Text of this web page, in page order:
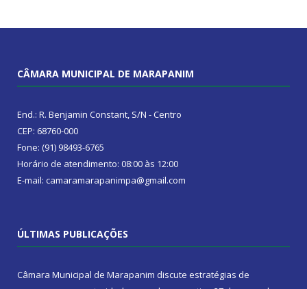
CÂMARA MUNICIPAL DE MARAPANIM
End.: R. Benjamin Constant, S/N - Centro
CEP: 68760-000
Fone: (91) 98493-6765
Horário de atendimento: 08:00 às 12:00
E-mail: camaramarapanimpa@gmail.com
ÚLTIMAS PUBLICAÇÕES
Câmara Municipal de Marapanim discute estratégias de